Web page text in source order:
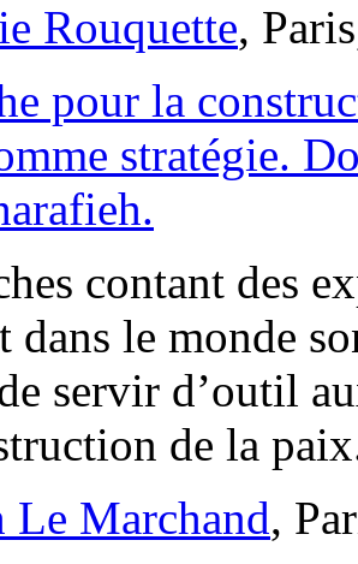
Rouquette,
pour la
stratégie.
contant des
dans le monde
servir d’outil
de la
Le Marchand,